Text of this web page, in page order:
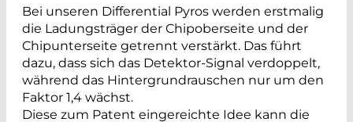
Bei unseren Differential Pyros werden erstmalig
die Ladungsträger der Chipoberseite und der
Chipunterseite getrennt verstärkt. Das führt
dazu, dass sich das Detektor-Signal verdoppelt,
während das Hintergrundrauschen nur um den
Faktor 1,4 wächst.
Diese zum Patent eingereichte Idee kann die